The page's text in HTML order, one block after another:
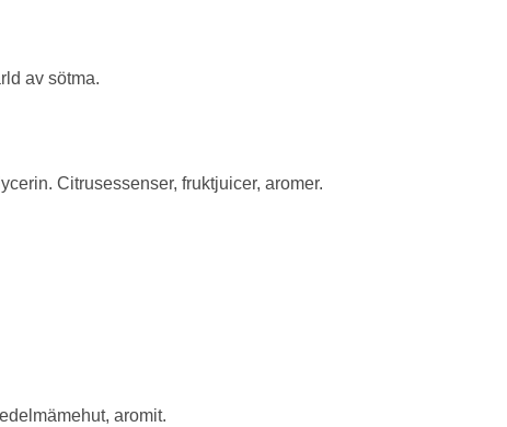
av sötma.
Citrusessenser, fruktjuicer, aromer.
aromit.